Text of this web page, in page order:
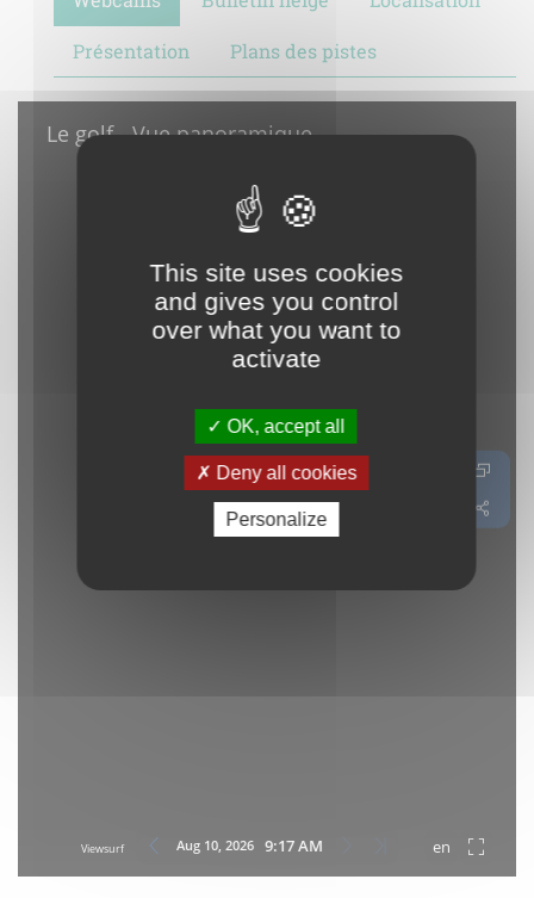
Présentation Plans des pistes
This site uses cookies
and gives you control
over what you want to
activate
OK, accept all
Deny all cookies
Personalize